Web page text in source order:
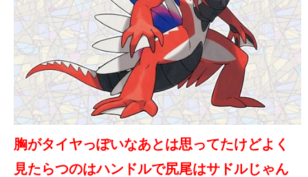
胸がタイヤっぽいなあとは思ってたけどよく
見たらつのはハンドルで尻尾はサドルじゃん